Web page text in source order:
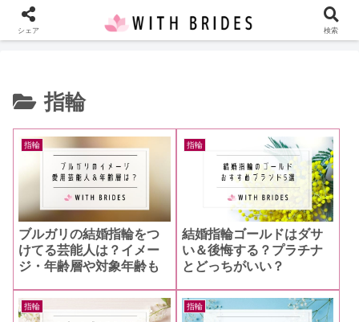
ホーム 指輪
指輪
指輪
ブルガリの結婚指輪をつ
けてる芸能人は？イメー
ジ・年齢層や対象年齢も
指輪
結婚指輪ゴールドはダサ
い＆後悔する？プラチナ
とどっちがいい？
指輪 指輪
シェア 検索